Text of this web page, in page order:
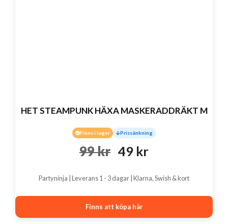
HET STEAMPUNK HÄXA MASKERADDRÄKT M
Finns i lager Prissänkning
99kr Det
var:
49 krDet
Partyninja | Leverans 1 - 3 dagar | Klarna, Swish & kort
Finns att köpa här